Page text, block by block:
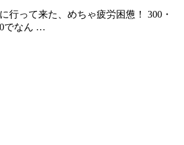
行って来た、めちゃ疲労困憊！ 300・
でなん …